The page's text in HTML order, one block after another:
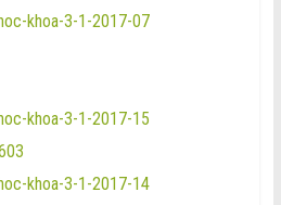
khoa-3-1-2017-07
khoa-3-1-2017-15
khoa-3-1-2017-14